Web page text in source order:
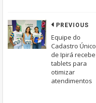
PREVIOUS
Equipe do
Cadastro Único
de Ipirá recebe
tablets para
otimizar
atendimentos